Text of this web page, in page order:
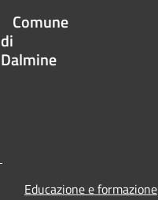
Comune
di
Dalmine
Educazione e formazione